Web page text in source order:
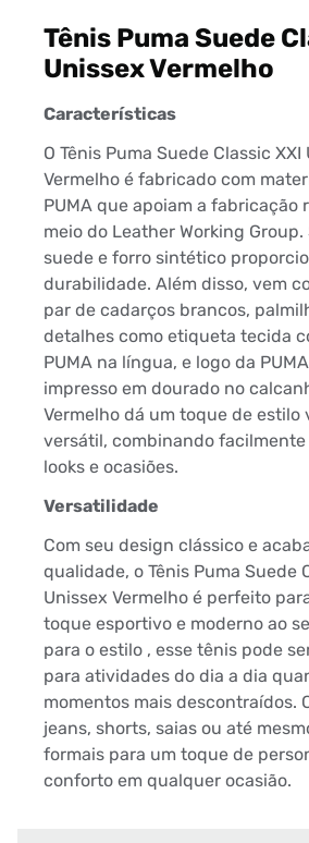
Tênis Puma Suede
Unissex Vermelho
Características
O Tênis Puma Suede Classic XXI
Vermelho é fabricado com
PUMA que apoiam a fabricação
meio do Leather Working
suede e forro sintético
durabilidade. Além disso, vem
par de cadarços brancos,
detalhes como etiqueta tecida
PUMA na língua, e logo da
impresso em dourado no
Vermelho dá um toque de estilo
versátil, combinando
looks e ocasiões.
Versatilidade
Com seu design clássico e
qualidade, o Tênis Puma Suede
Unissex Vermelho é perfeito
toque esportivo e moderno ao
para o estilo , esse tênis pode
para atividades do dia a dia
momentos mais descontraídos.
jeans, shorts, saias ou até
formais para um toque de
conforto em qualquer ocasião.